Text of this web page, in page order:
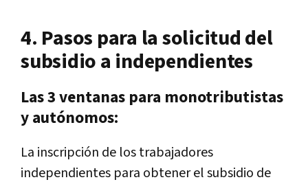
4. Pasos para la solicitud del
subsidio a independientes
Las 3 ventanas para monotributistas
y autónomos:
La inscripción de los trabajadores
independientes para obtener el subsidio de